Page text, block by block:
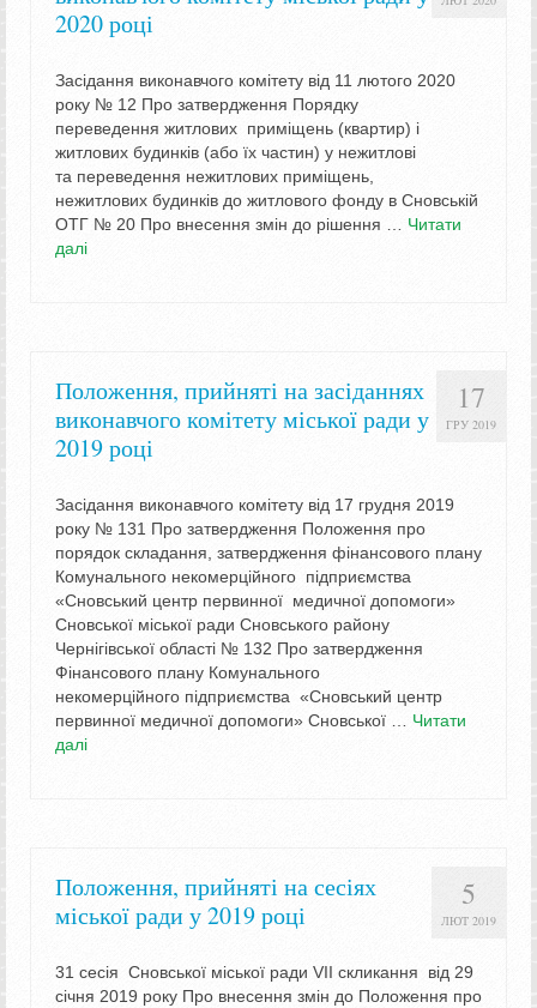
2020 році
Засідання виконавчого комітету від 11 лютого 2020
року № 12 Про затвердження Порядку
переведення житлових приміщень (квартир) і
житлових будинків (або їх частин) у нежитлові
та переведення нежитлових приміщень,
нежитлових будинків до житлового фонду в Сновській
ОТГ № 20 Про внесення змін до рішення … Читати
далі
17
ГРУ 2019
Положення, прийняті на засіданнях
виконавчого комітету міської ради у
2019 році
Засідання виконавчого комітету від 17 грудня 2019
року № 131 Про затвердження Положення про
порядок складання, затвердження фінансового плану
Комунального некомерційного підприємства
«Сновський центр первинної медичної допомоги»
Сновської міської ради Сновського району
Чернігівської області № 132 Про затвердження
Фінансового плану Комунального
некомерційного підприємства «Сновський центр
первинної медичної допомоги» Сновської … Читати
далі
5
ЛЮТ 2019
Положення, прийняті на сесіях
міської ради у 2019 році
31 сесія Сновської міської ради VII скликання від 29
січня 2019 року Про внесення змін до Положення про